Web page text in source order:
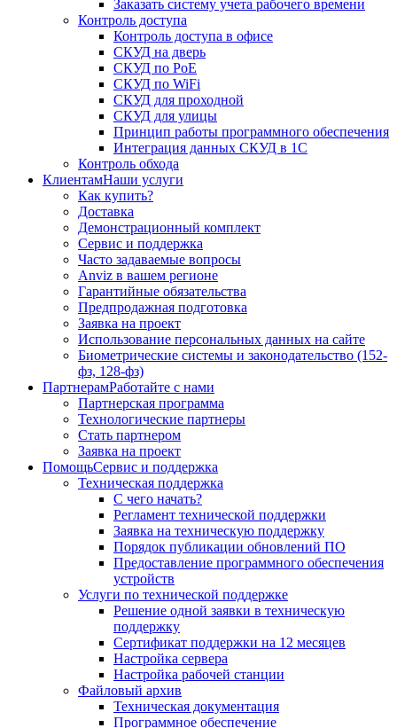
Заказать систему учета рабочего времени
Контроль доступа
Контроль доступа в офисе
СКУД на дверь
СКУД по PoE
СКУД по WiFi
СКУД для проходной
СКУД для улицы
Принцип работы программного обеспечения
Интеграция данных СКУД в 1С
Контроль обхода
КлиентамНаши услуги
Как купить?
Доставка
Демонстрационный комплект
Сервис и поддержка
Часто задаваемые вопросы
Anviz в вашем регионе
Гарантийные обязательства
Предпродажная подготовка
Заявка на проект
Использование персональных данных на сайте
Биометрические системы и законодательство (152-
фз, 128-фз)
ПартнерамРаботайте с нами
Партнерская программа
Технологические партнеры
Стать партнером
Заявка на проект
ПомощьСервис и поддержка
Техническая поддержка
С чего начать?
Регламент технической поддержки
Заявка на техническую поддержку
Порядок публикации обновлений ПО
Предоставление программного обеспечения
устройств
Услуги по технической поддержке
Решение одной заявки в техническую
поддержку
Сертификат поддержки на 12 месяцев
Настройка сервера
Настройка рабочей станции
Файловый архив
Техническая документация
Программное обеспечение